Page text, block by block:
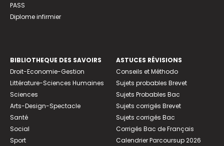
PASS
Diplome infirmier
BIBLIOTHEQUE DES SAVOIRS
Droit-Economie-Gestion
Littérature-Sciences Humaines
Sciences
Arts-Design-Spectacle
Santé
Social
Sport
ASTUCES RÉVISIONS
Conseils et Méthodo
Sujets probables Brevet
Sujets Probables Bac
Sujets corrigés Brevet
Sujets corrigés Bac
Corrigés Bac de Français
Calendrier Parcoursup 2026